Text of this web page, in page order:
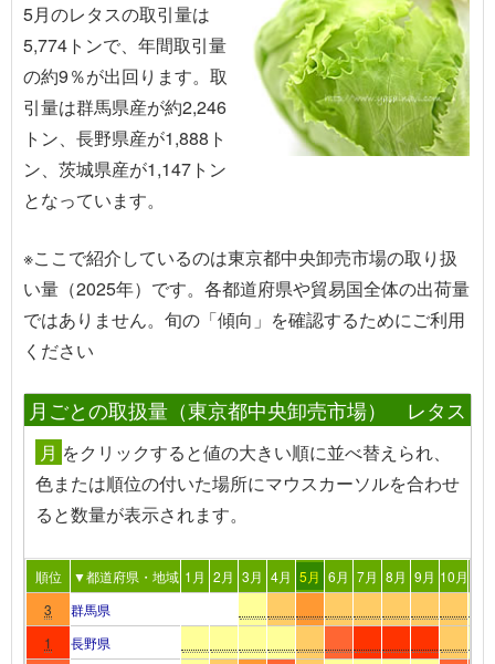
5月のレタスの取引量は
5,774トンで、年間取引量
の約9％が出回ります。取
引量は群馬県産が約2,246
トン、長野県産が1,888ト
ン、茨城県産が1,147トン
となっています。
※ここで紹介しているのは東京都中央卸売市場の取り扱
い量（2025年）です。各都道府県や貿易国全体の出荷量
ではありません。旬の「傾向」を確認するためにご利用
ください
月ごとの取扱量（東京都中央卸売市場） レタス
月 をクリックすると値の大きい順に並べ替えられ、
色または順位の付いた場所にマウスカーソルを合わせ
ると数量が表示されます。
順位 ▼都道府県・地域 1月 2月 3月 4月 5月 6月 7月 8月 9月 10月
3
群馬県
1
長野県